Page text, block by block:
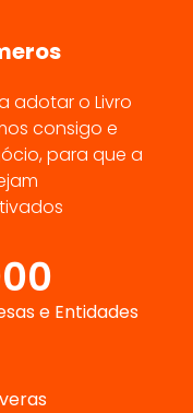
adotar o Livro
consigo e
para que a
e Entidades